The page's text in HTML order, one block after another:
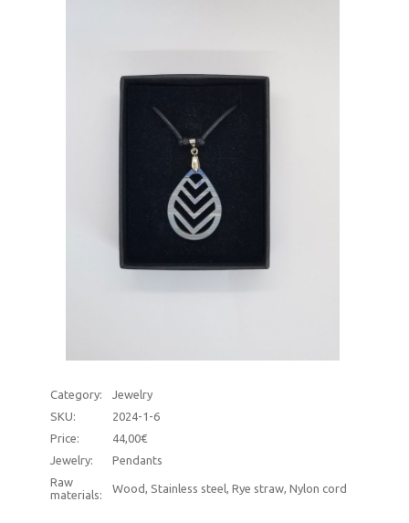
Category:
Jewelry
SKU:
2024-1-6
Price:
44,00€
Jewelry:
Pendants
Raw
materials:
Wood, Stainless steel, Rye straw, Nylon cord